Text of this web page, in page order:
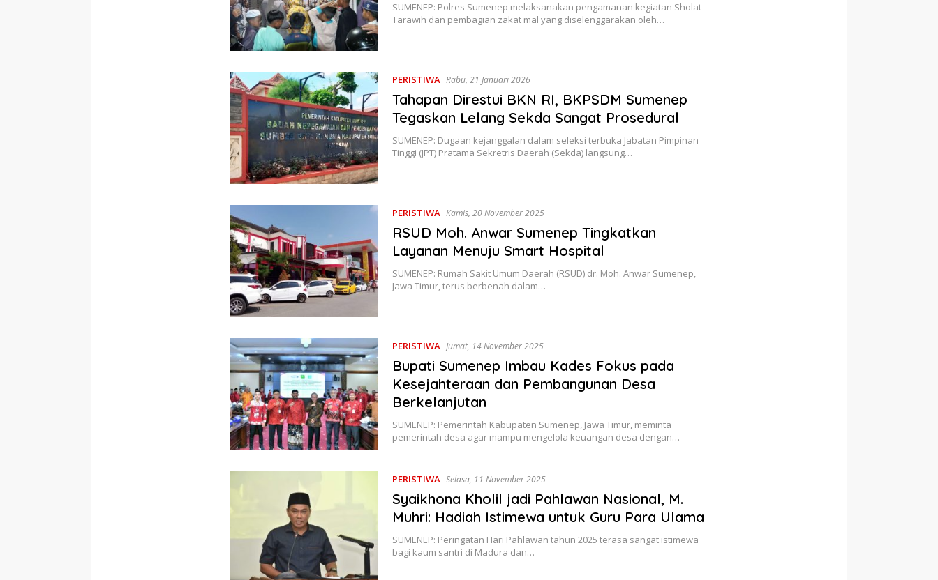
SUMENEP: Polres Sumenep melaksanakan pengamanan kegiatan Sholat
Tarawih dan pembagian zakat mal yang diselenggarakan oleh…
PERISTIWA Rabu, 21 Januari 2026
Tahapan Direstui BKN RI, BKPSDM Sumenep
Tegaskan Lelang Sekda Sangat Prosedural
SUMENEP: Dugaan kejanggalan dalam seleksi terbuka Jabatan Pimpinan
Tinggi (JPT) Pratama Sekretris Daerah (Sekda) langsung…
PERISTIWA Kamis, 20 November 2025
RSUD Moh. Anwar Sumenep Tingkatkan
Layanan Menuju Smart Hospital
SUMENEP: Rumah Sakit Umum Daerah (RSUD) dr. Moh. Anwar Sumenep,
Jawa Timur, terus berbenah dalam…
PERISTIWA Jumat, 14 November 2025
Bupati Sumenep Imbau Kades Fokus pada
Kesejahteraan dan Pembangunan Desa
Berkelanjutan
SUMENEP: Pemerintah Kabupaten Sumenep, Jawa Timur, meminta
pemerintah desa agar mampu mengelola keuangan desa dengan…
PERISTIWA Selasa, 11 November 2025
Syaikhona Kholil jadi Pahlawan Nasional, M.
Muhri: Hadiah Istimewa untuk Guru Para Ulama
SUMENEP: Peringatan Hari Pahlawan tahun 2025 terasa sangat istimewa
bagi kaum santri di Madura dan…